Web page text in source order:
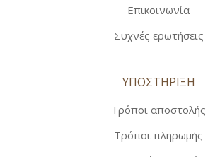
Επικοινωνία
Συχνές ερωτήσεις
ΥΠΟΣΤΗΡΙΞΗ
Τρόποι αποστολής
Τρόποι πληρωμής